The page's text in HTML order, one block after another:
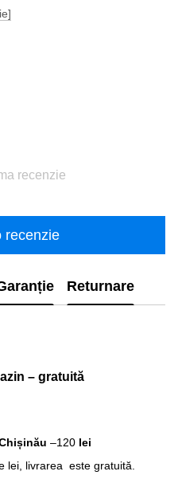
recenzie
recenzie
Returnare
– gratuită
–120 lei
lei, livrarea este gratuită.